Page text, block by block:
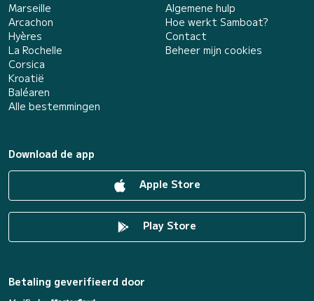
Marseille
Arcachon
Hyères
La Rochelle
Corsica
Kroatië
Baléaren
Alle bestemmingen
Algemene hulp
Hoe werkt Samboat?
Contact
Beheer mijn cookies
Download de app
Apple Store
Play Store
Betaling geverifieerd door